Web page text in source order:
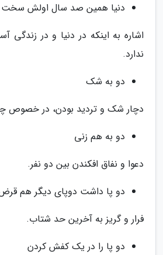
دنیا همین صد سال اولش
اشاره به اینکه در دنیا و در زندگی
ندارد.
دو به شک
دچار شک و تردید بودن، در خصوص
دو به هم زنی
دعوا و نفاق افکندن بین دو نفر.
دو پا داشت دوپای دیگر هم
فرار و گریز به آخرین حد شتاب.
دو پا را در یک کفش کردن